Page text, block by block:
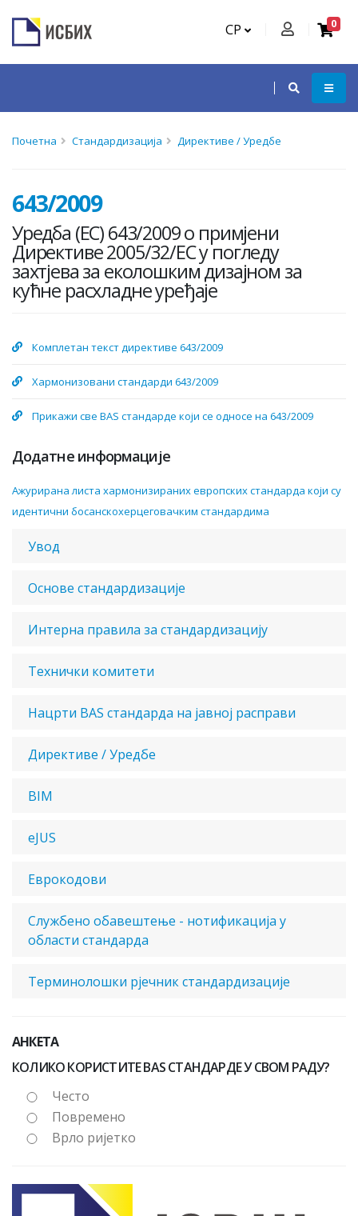
СР 0
Почетна Стандардизација Директиве / Уредбе
643/2009
Уредба (ЕC) 643/2009 о примјени
Директиве 2005/32/EC у погледу
захтјева за еколошким дизајном за
кућне расхладне уређаје
Комплетан текст директиве 643/2009
Хармонизовани стандарди 643/2009
Прикажи све BAS стандарде који се односе на 643/2009
Додатне информације
Aжурирaнa листa хaрмoнизирaних eврoпских стaндaрдa кojи су
идeнтични бoсaнскoхeрцeгoвaчким стaндaрдимa
Увод
Основе стандардизације
Интерна правила за стандардизацију
Технички комитети
Нацрти BAS стандарда на јавној расправи
Директиве / Уредбе
BIM
eJUS
Еврокодови
Службено обавештење - нотификација у
области стандарда
Терминолошки рјечник стандардизације
АНКЕТА
КОЛИКО КОРИСТИТЕ BAS СТАНДАРДЕ У СВОМ РАДУ?
Често
Повремено
Врло ријетко